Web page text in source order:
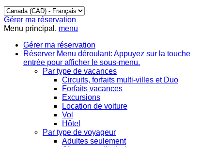
Gérer ma réservation
Menu principal. menu
Gérer ma réservation
Réserver Menu déroulant: Appuyez sur la touche
entrée pour afficher le sous-menu.
Par type de vacances
Circuits, forfaits multi-villes et Duo
Forfaits vacances
Excursions
Location de voiture
Vol
Hôtel
Par type de voyageur
Adultes seulement